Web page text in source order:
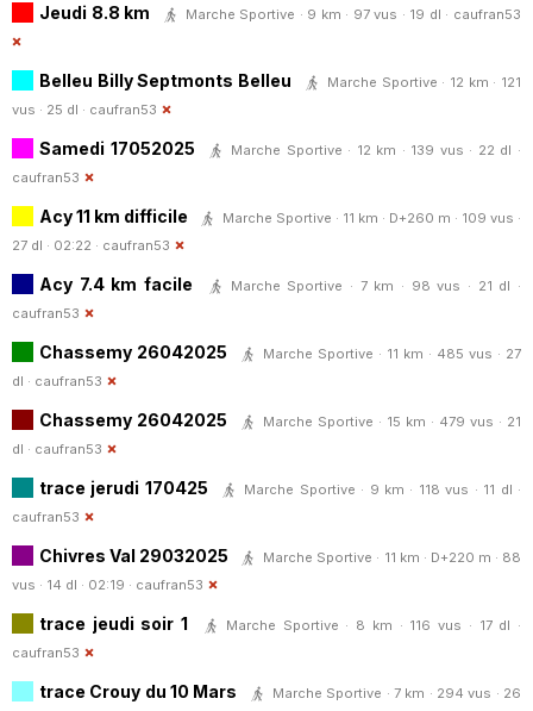
Jeudi 8.8 km Marche Sportive · 9 km · 97 vus · 19 dl · caufran53
Belleu Billy Septmonts Belleu
Marche Sportive · 12 km · 121
vus · 25 dl · caufran53
Samedi 17052025
Marche Sportive · 12 km · 139 vus · 22 dl ·
caufran53
Acy 11 km difficile
Marche Sportive · 11 km · D+260 m · 109 vus ·
27 dl · 02:22 · caufran53
Acy 7.4 km facile
Marche Sportive · 7 km · 98 vus · 21 dl ·
caufran53
Chassemy 26042025
Marche Sportive · 11 km · 485 vus · 27
dl · caufran53
Chassemy 26042025
Marche Sportive · 15 km · 479 vus · 21
dl · caufran53
trace jerudi 170425
Marche Sportive · 9 km · 118 vus · 11 dl ·
caufran53
Chivres Val 29032025
Marche Sportive · 11 km · D+220 m · 88
vus · 14 dl · 02:19 · caufran53
trace jeudi soir 1
Marche Sportive · 8 km · 116 vus · 17 dl ·
caufran53
trace Crouy du 10 Mars
Marche Sportive · 7 km · 294 vus · 26